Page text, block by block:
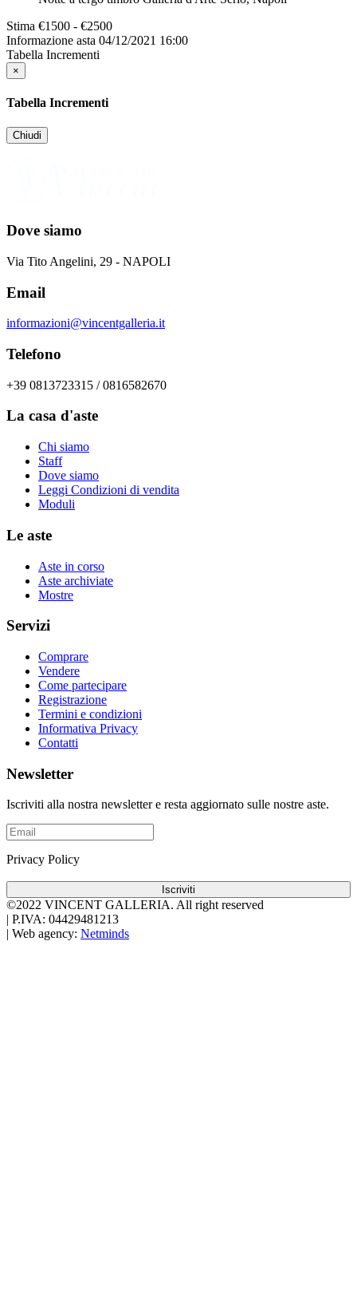
Stima €1500 - €2500
Informazione asta 04/12/2021 16:00
Tabella Incrementi
×
Tabella Incrementi
Chiudi
Dove siamo
Via Tito Angelini, 29 - NAPOLI
Email
informazioni@vincentgalleria.it
Telefono
+39 0813723315 / 0816582670
La casa d'aste
Chi siamo
Staff
Dove siamo
Leggi Condizioni di vendita
Moduli
Le aste
Aste in corso
Aste archiviate
Mostre
Servizi
Comprare
Vendere
Come partecipare
Registrazione
Termini e condizioni
Informativa Privacy
Contatti
Newsletter
Iscriviti alla nostra newsletter e resta aggiornato sulle nostre aste.
Privacy Policy
Iscriviti
©2022 VINCENT GALLERIA. All right reserved
P.IVA: 04429481213
Web agency: Netminds